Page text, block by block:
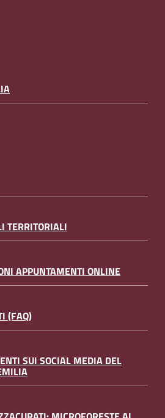
TERRITORIALI
APPUNTAMENTI ONLINE
(FAQ)
SUI SOCIAL MEDIA DEL